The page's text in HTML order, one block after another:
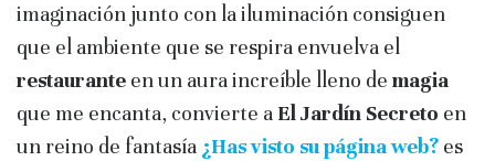
imaginación junto con la iluminación consiguen
que el ambiente que se respira envuelva el
restaurante en un aura increíble lleno de magia
que me encanta, convierte a El Jardín Secreto en
un reino de fantasía ¿Has visto su página web? es